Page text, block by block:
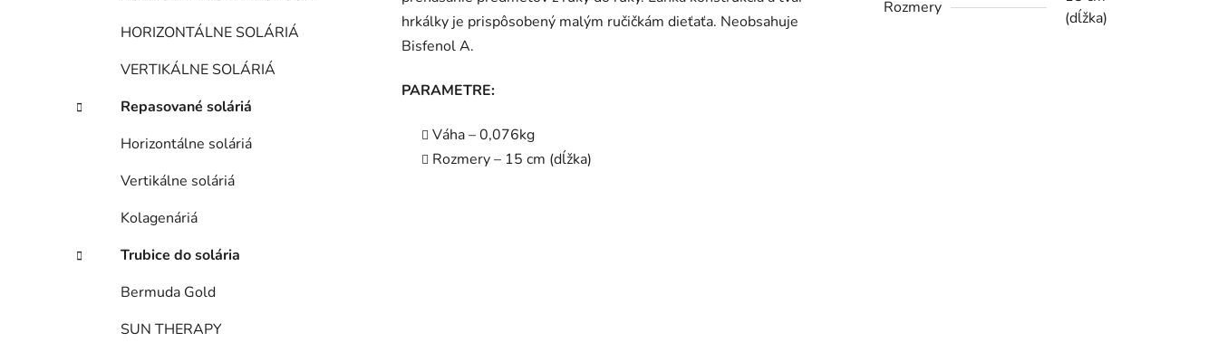
HORIZONTÁLNE SOLÁRIÁ
VERTIKÁLNE SOLÁRIÁ
Repasované soláriá
Horizontálne soláriá
Vertikálne soláriá
Kolagenáriá
Trubice do solária
Bermuda Gold
SUN THERAPY
hrkálky je prispôsobený malým ručičkám dieťaťa. Neobsahuje
Bisfenol A.
PARAMETRE:
Váha – 0,076kg
Rozmery – 15 cm (dĺžka)
Rozmery
(dĺžka)